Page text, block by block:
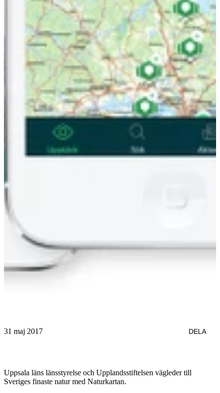
31 maj 2017 DELA
Uppsala läns länsstyrelse och Upplandsstiftelsen vägleder till
Sveriges finaste natur med Naturkartan.